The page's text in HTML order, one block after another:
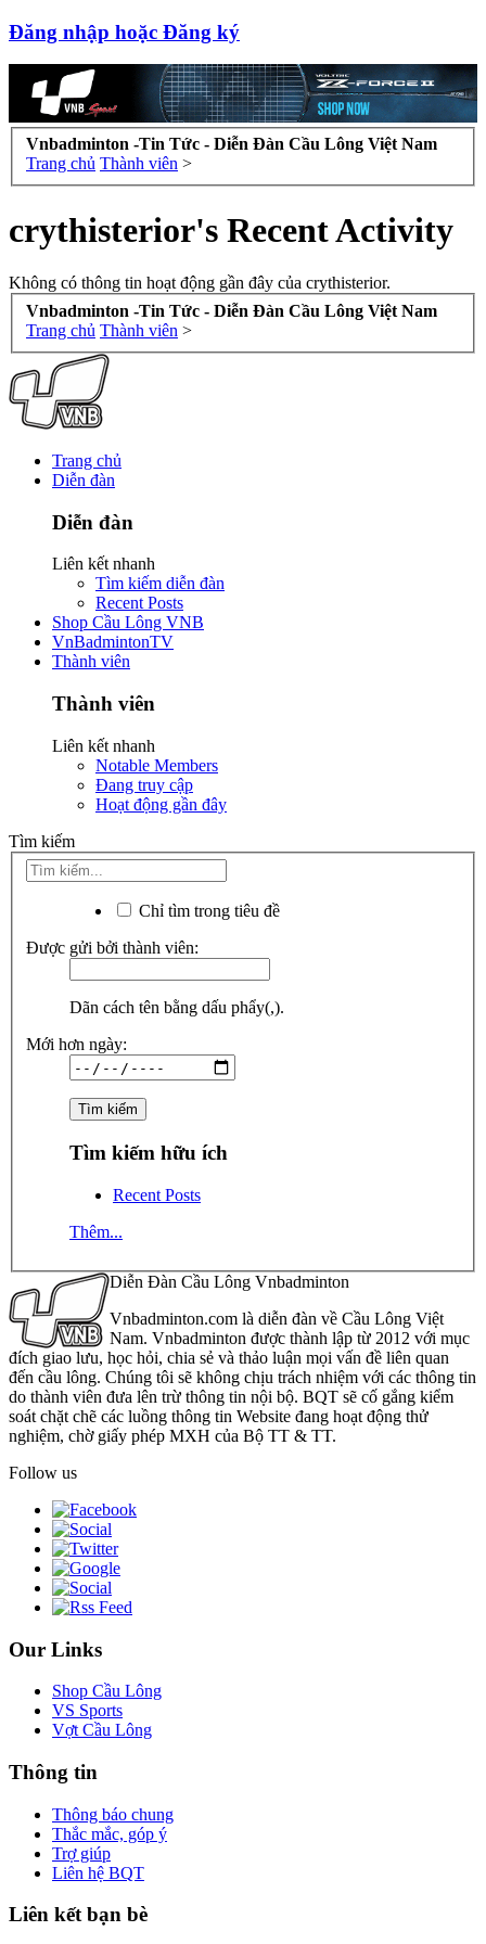
Đăng nhập hoặc Đăng ký
Vnbadminton -Tin Tức - Diễn Đàn Cầu Lông Việt Nam
Trang chủ Thành viên >
crythisterior's Recent Activity
Không có thông tin hoạt động gần đây của crythisterior.
Vnbadminton -Tin Tức - Diễn Đàn Cầu Lông Việt Nam
Trang chủ Thành viên >
Trang chủ
Diễn đàn
Diễn đàn
Liên kết nhanh
Tìm kiếm diễn đàn
Recent Posts
Shop Cầu Lông VNB
VnBadmintonTV
Thành viên
Thành viên
Liên kết nhanh
Notable Members
Đang truy cập
Hoạt động gần đây
Tìm kiếm
Chỉ tìm trong tiêu đề
Được gửi bởi thành viên:
Dãn cách tên bằng dấu phẩy(,).
Mới hơn ngày:
Tìm kiếm hữu ích
Recent Posts
Thêm...
Diễn Đàn Cầu Lông Vnbadminton
Vnbadminton.com là diễn đàn về Cầu Lông Việt
Nam. Vnbadminton được thành lập từ 2012 với mục
đích giao lưu, học hỏi, chia sẻ và thảo luận mọi vấn đề liên quan
đến cầu lông. Chúng tôi sẽ không chịu trách nhiệm với các thông tin
do thành viên đưa lên trừ thông tin nội bộ. BQT sẽ cố gắng kiểm
soát chặt chẽ các luồng thông tin Website đang hoạt động thử
nghiệm, chờ giấy phép MXH của Bộ TT & TT.
Follow us
Our Links
Shop Cầu Lông
VS Sports
Vợt Cầu Lông
Thông tin
Thông báo chung
Thắc mắc, góp ý
Trợ giúp
Liên hệ BQT
Liên kết bạn bè